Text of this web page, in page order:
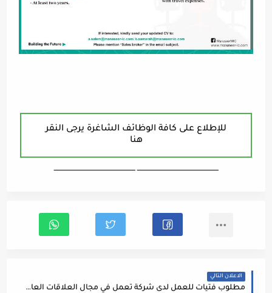
للإطلاع على كافة الوظائف الشاغرة يرجى النقر
هنا
ـــــــــــــــــــــــــــــــــــــــــــــــــــــــــــــــــــ ـــــــــــــــــــــــــــــــــــــــــــــــــــــــــــــــــــ
الاعلان التالي
مطلوب فتيات للعمل لدى شركة تعمل في مجال العلاقات العامة وخدمة العملاء ضمن فريق عمل براتب 300 + تامين + ضمان .